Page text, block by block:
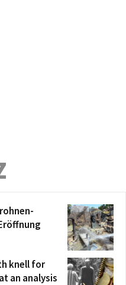
knell for
an analysis